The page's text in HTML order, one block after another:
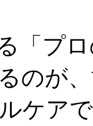
「プ
のが
ケア